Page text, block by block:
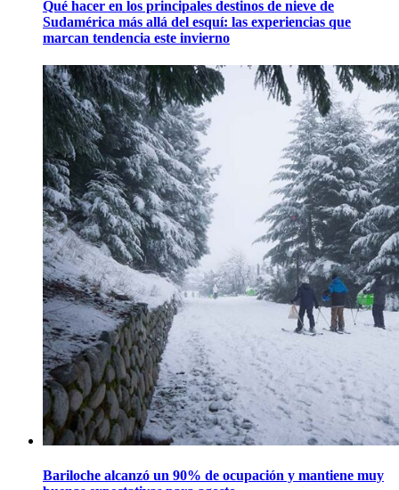
Qué hacer en los principales destinos de nieve de
Sudamérica más allá del esquí: las experiencias que
marcan tendencia este invierno
Bariloche alcanzó un 90% de ocupación y mantiene muy